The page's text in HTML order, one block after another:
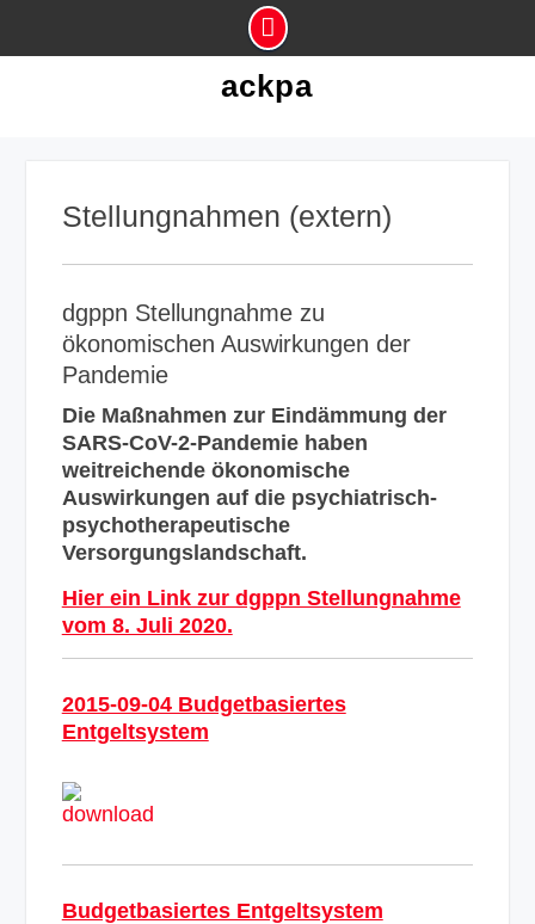
ackpa
Stellungnahmen (extern)
dgppn Stellungnahme zu
ökonomischen Auswirkungen der
Pandemie
Die Maßnahmen zur Eindämmung der
SARS-CoV-2-Pandemie haben
weitreichende ökonomische
Auswirkungen auf die psychiatrisch-
psychotherapeutische
Versorgungslandschaft.
Hier ein Link zur dgppn Stellungnahme
vom 8. Juli 2020.
2015-09-04 Budgetbasiertes
Entgeltsystem
Budgetbasiertes Entgeltsystem